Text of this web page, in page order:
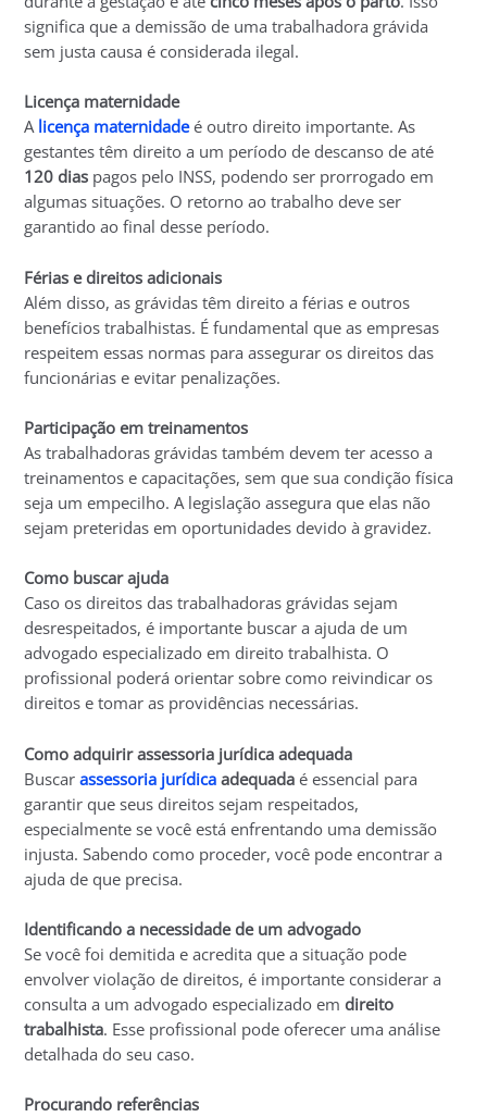
significa que a demissão de uma trabalhadora grávida
sem justa causa é considerada ilegal.
Licença maternidade
A licença maternidadeé outro direito importante. As
gestantes têm direito a um período de descanso de até
120 dias pagos pelo INSS, podendo ser prorrogado em
algumas situações. O retorno ao trabalho deve ser
garantido ao final desse período.
Férias e direitos adicionais
Além disso, as grávidas têm direito a férias e outros
benefícios trabalhistas. É fundamental que as empresas
respeitem essas normas para assegurar os direitos das
funcionárias e evitar penalizações.
Participação em treinamentos
As trabalhadoras grávidas também devem ter acesso a
treinamentos e capacitações, sem que sua condição física
seja um empecilho. A legislação assegura que elas não
sejam preteridas em oportunidades devido à gravidez.
Como buscar ajuda
Caso os direitos das trabalhadoras grávidas sejam
desrespeitados, é importante buscar a ajuda de um
advogado especializado em direito trabalhista. O
profissional poderá orientar sobre como reivindicar os
direitos e tomar as providências necessárias.
Como adquirir assessoria jurídica adequada
Buscarassessoria jurídica adequada é essencial para
garantir que seus direitos sejam respeitados,
especialmente se você está enfrentando uma demissão
injusta. Sabendo como proceder, você pode encontrar a
ajuda de que precisa.
Identificando a necessidade de um advogado
Se você foi demitida e acredita que a situação pode
envolver violação de direitos, é importante considerar a
consulta a um advogado especializado emdireito
trabalhista. Esse profissional pode oferecer uma análise
detalhada do seu caso.
Procurando referências